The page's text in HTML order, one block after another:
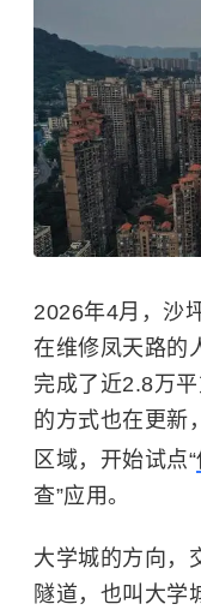
2026年4月，沙
在维修凤天路的
完成了近2.8万
的方式也在更新
区域，开始试点“
查”应用。
大学城的方向，
隧道，也叫大学